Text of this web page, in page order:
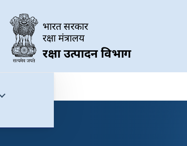
भारत सरकार
रक्षा मंत्रालय
रक्षा उत्पादन विभाग